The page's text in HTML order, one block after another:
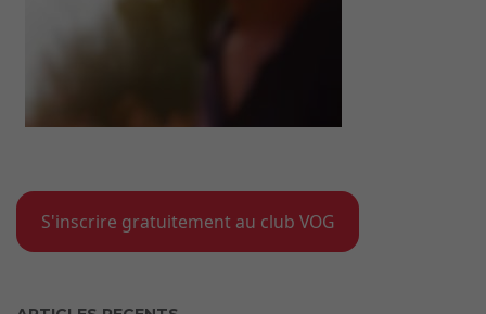
S'inscrire gratuitement au club VOG